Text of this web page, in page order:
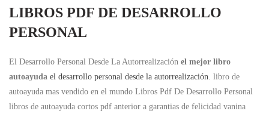
LIBROS PDF DE DESARROLLO
PERSONAL
El Desarrollo Personal Desde La Autorrealización el mejor libro
autoayuda el desarrollo personal desde la autorrealización. libro de
autoayuda mas vendido en el mundo Libros Pdf De Desarrollo Personal
libros de autoayuda cortos pdf anterior a garantias de felicidad vanina